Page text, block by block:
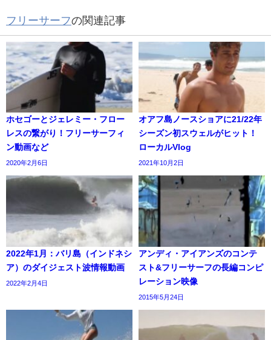
フリーサーフの関連記事
ホセゴーとジェレミー・フロー
レスの繋がり！フリーサーフィ
ン動画など
2020年2月6日
オアフ島ノースショアに21/22年
シーズン初スウェルがヒット！
ローカルVlog
2021年10月2日
2022年1月：バリ島（インドネシ
ア）のダイジェスト波情報動画
2022年2月4日
アンディ・アイアンズのコンテ
スト&フリーサーフの長編コンピ
レーション映像
2015年5月24日